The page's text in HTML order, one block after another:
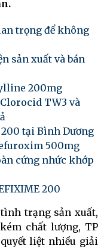
trọng để không
sản xuất và bán
200mg
TW3 và
tại Bình Dương
500mg
cứng nhức khớp
200
trạng sản xuất,
chất lượng, TP
liệt nhiều giải